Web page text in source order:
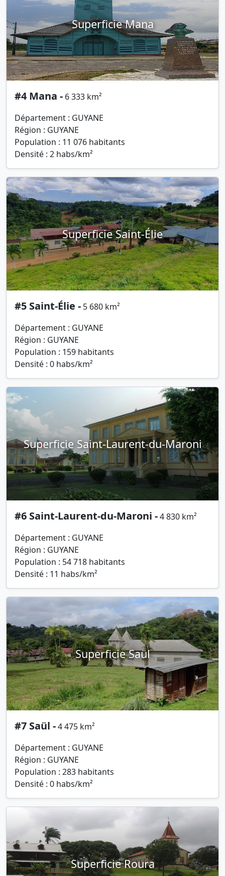
Superficie Mana
#4 Mana - 6 333 km²
Département : GUYANE
Région : GUYANE
Population : 11 076 habitants
Densité : 2 habs/km²
Superficie Saint-Élie
#5 Saint-Élie - 5 680 km²
Département : GUYANE
Région : GUYANE
Population : 159 habitants
Densité : 0 habs/km²
Superficie Saint-Laurent-du-Maroni
#6 Saint-Laurent-du-Maroni -4 830 km²
Département : GUYANE
Région : GUYANE
Population : 54 718 habitants
Densité : 11 habs/km²
Superficie Saül
#7 Saül -4 475 km²
Département : GUYANE
Région : GUYANE
Population : 283 habitants
Densité : 0 habs/km²
Superficie Roura